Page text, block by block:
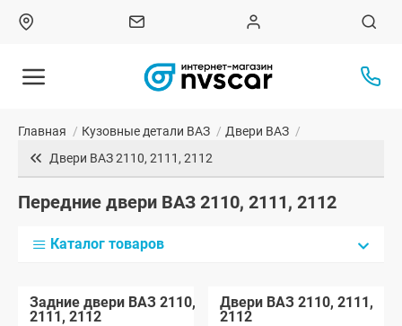
Главная / Кузовные детали ВАЗ / Двери ВАЗ /
Двери ВАЗ 2110, 2111, 2112
Передние двери ВАЗ 2110, 2111, 2112
Каталог товаров
Задние двери ВАЗ 2110,
2111, 2112
Двери ВАЗ 2110, 2111,
2112